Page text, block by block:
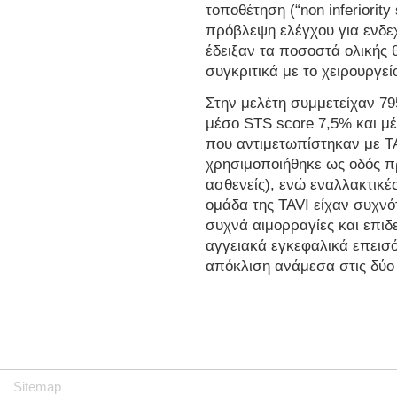
τοποθέτηση (“non
πρόβλεψη ελέγχου για
έδειξαν τα ποσοστά
συγκριτικά με το
Στην μελέτη συμμετείχαν
μέσο STS score 7,5% και
που αντιμετωπίστηκαν με
χρησιμοποιήθηκε ως οδός
ασθενείς), ενώ
ομάδα της TAVI είχαν
συχνά αιμορραγίες και
αγγειακά εγκεφαλικά
απόκλιση ανάμεσα στις
Sitemap